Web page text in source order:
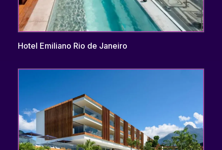
Hotel Emiliano Rio de Janeiro